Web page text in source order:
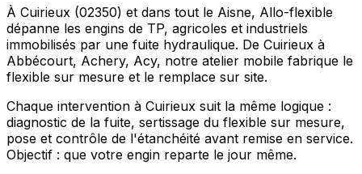
À Cuirieux (02350) et dans tout le Aisne, Allo-flexible
dépanne les engins de TP, agricoles et industriels
immobilisés par une fuite hydraulique. De Cuirieux à
Abbécourt, Achery, Acy, notre atelier mobile fabrique le
flexible sur mesure et le remplace sur site.
Chaque intervention à Cuirieux suit la même logique :
diagnostic de la fuite, sertissage du flexible sur mesure,
pose et contrôle de l'étanchéité avant remise en service.
Objectif : que votre engin reparte le jour même.